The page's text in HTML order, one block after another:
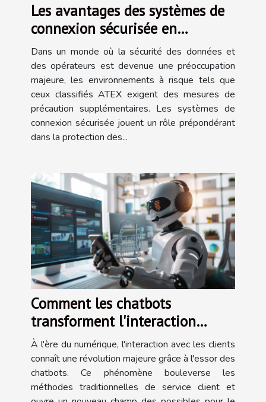
Les avantages des systèmes de
connexion sécurisée en
environnements ATEX
Dans un monde où la sécurité des données et
des opérateurs est devenue une préoccupation
majeure, les environnements à risque tels que
ceux classifiés ATEX exigent des mesures de
précaution supplémentaires. Les systèmes de
connexion sécurisée jouent un rôle prépondérant
dans la protection des...
Comment les chatbots
transforment l'interaction
client en commerce digital
À l'ère du numérique, l'interaction avec les clients
connaît une révolution majeure grâce à l'essor des
chatbots. Ce phénomène bouleverse les
méthodes traditionnelles de service client et